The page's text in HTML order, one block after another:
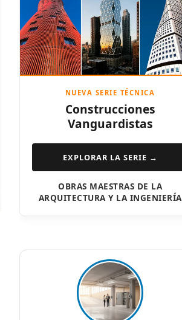
NUEVA SERIE TÉCNICA
Construcciones
Vanguardistas
EXPLORAR LA SERIE →
OBRAS MAESTRAS DE LA
ARQUITECTURA Y LA INGENIERÍA